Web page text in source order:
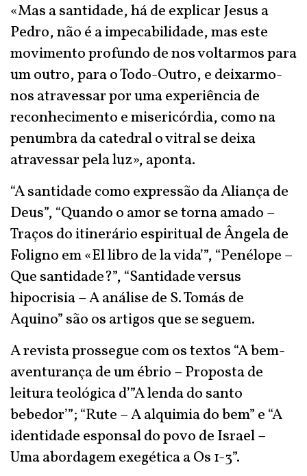
«Mas a santidade, há de explicar Jesus a
Pedro, não é a impecabilidade, mas este
movimento profundo de nos voltarmos para
um outro, para o Todo-Outro, e deixarmo-
nos atravessar por uma experiência de
reconhecimento e misericórdia, como na
penumbra da catedral o vitral se deixa
atravessar pela luz», aponta.
“A santidade como expressão da Aliança de
Deus”, “Quando o amor se torna amado –
Traços do itinerário espiritual de Ângela de
Foligno em «El libro de la vida’”, “Penélope –
Que santidade?”, “Santidade versus
hipocrisia – A análise de S. Tomás de
Aquino” são os artigos que se seguem.
A revista prossegue com os textos “A bem-
aventurança de um ébrio – Proposta de
leitura teológica d’”A lenda do santo
bebedor’”; “Rute – A alquimia do bem” e “A
identidade esponsal do povo de Israel –
Uma abordagem exegética a Os 1-3”.